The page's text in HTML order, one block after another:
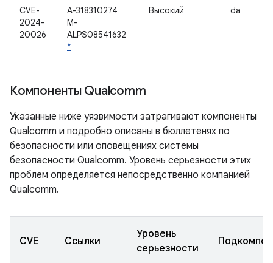
CVE-
2024-
20026
A-318310274
M-
ALPS08541632
*
Высокий da
Компоненты Qualcomm
Указанные ниже уязвимости затрагивают компоненты
Qualcomm и подробно описаны в бюллетенях по
безопасности или оповещениях системы
безопасности Qualcomm. Уровень серьезности этих
проблем определяется непосредственно компанией
Qualcomm.
CVE Ссылки
Уровень
серьезности